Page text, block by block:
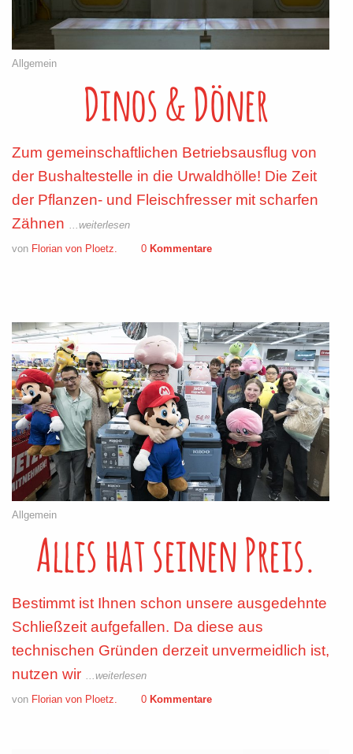
Allgemein
Dinos & Döner
Zum gemeinschaftlichen Betriebsausflug von
der Bushaltestelle in die Urwaldhölle! Die Zeit
der Pflanzen- und Fleischfresser mit scharfen
Zähnen ...weiterlesen
von Florian von Ploetz. 0 Kommentare
Allgemein
Alles hat seinen Preis.
Bestimmt ist Ihnen schon unsere ausgedehnte
Schließzeit aufgefallen. Da diese aus
technischen Gründen derzeit unvermeidlich ist,
nutzen wir ...weiterlesen
von Florian von Ploetz. 0 Kommentare